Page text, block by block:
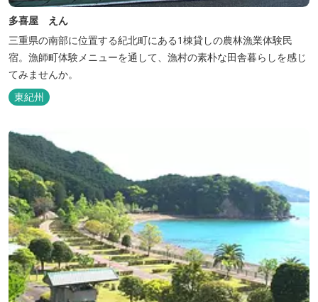
多喜屋 えん
三重県の南部に位置する紀北町にある1棟貸しの農林漁業体験民
宿。漁師町体験メニューを通して、漁村の素朴な田舎暮らしを感じ
てみませんか。
東紀州